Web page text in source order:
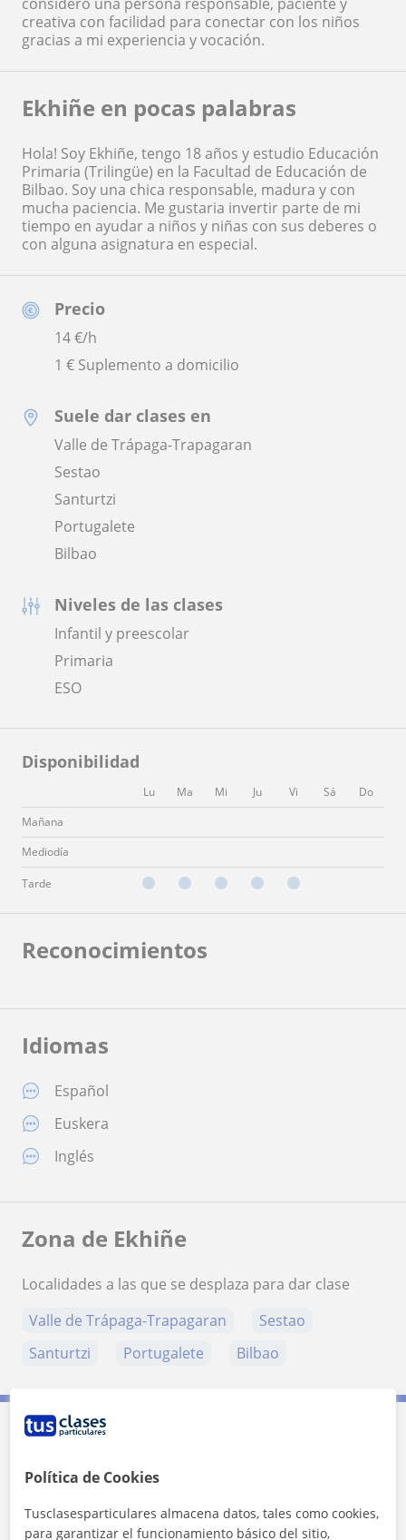
Precio
14€/h
1 € Suplemento a domicilio
Suele dar clases en
Valle de Trápaga-Trapagaran
Sestao
Santurtzi
Portugalete
Bilbao
Niveles de las clases
Infantil y preescolar
Primaria
ESO
Disponibilidad
Lu Ma Mi Ju Vi Sá
Do
Mañana
Mediodía
Tarde
creativa con facilidad para conectar con los niños
gracias a mi experiencia y vocación.
Ekhiñe en pocas palabras
Hola! Soy Ekhiñe, tengo 18 años y estudio Educación
Primaria (Trilingüe) en la Facultad de Educación de
Bilbao. Soy una chica responsable, madura y con
mucha paciencia. Me gustaria invertir parte de mi
tiempo en ayudar a niños y niñas con sus deberes o
con alguna asignatura en especial.
Reconocimientos
Idiomas
Español
Euskera
Inglés
Zona de Ekhiñe
Localidades a las que se desplaza para dar clase
Valle de Trápaga-Trapagaran
Sestao
Santurtzi
Portugalete Bilbao
Política de Cookies
Tusclasesparticulares almacena datos, tales como cookies,
para garantizar el funcionamiento básico del sitio,